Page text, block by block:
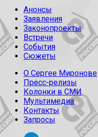
Анонсы
Заявления
Законопроекты
Встречи
События
Сюжеты
О Сергее Миронове
Пресс-релизы
Колонки в СМИ
Мультимедиа
Контакты
Запросы